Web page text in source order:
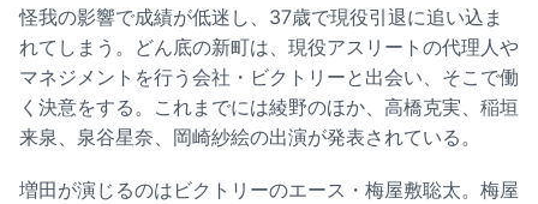
怪我の影響で成績が低迷し、37歳で現役引退に追い込ま
れてしまう。どん底の新町は、現役アスリートの代理人や
マネジメントを行う会社・ビクトリーと出会い、そこで働
く決意をする。これまでには綾野のほか、高橋克実、稲垣
来泉、泉谷星奈、岡崎紗絵の出演が発表されている。
増田が演じるのはビクトリーのエース・梅屋敷聡太。梅屋